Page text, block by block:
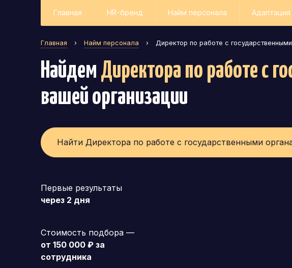
Главная HR-бренд Найм персонала Адаптация
Главная › Найм персонала › Директор по работе с
Найдем Директора по работе с
вашей организации
Найти Директора по работе с государственными
Первые результаты
через 2 дня
Стоимость подбора —
от 150 000 ₽ за
сотрудника